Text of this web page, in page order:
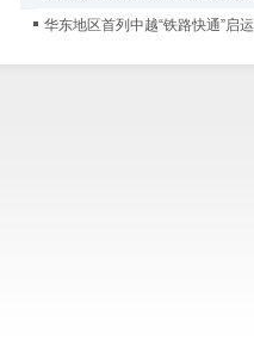
华东地区首列中越“铁路快通”启运